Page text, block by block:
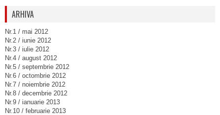
ARHIVA
Nr.1 / mai 2012
Nr.2 / iunie 2012
Nr.3 / iulie 2012
Nr.4 / august 2012
Nr.5 / septembrie 2012
Nr.6 / octombrie 2012
Nr.7 / noiembrie 2012
Nr.8 / decembrie 2012
Nr.9 / ianuarie 2013
Nr.10 / februarie 2013